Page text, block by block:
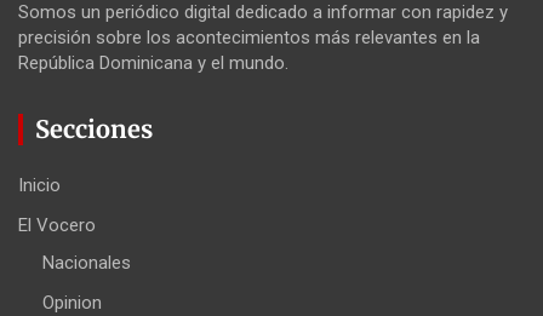
Somos un periódico digital dedicado a informar con rapidez y
precisión sobre los acontecimientos más relevantes en la
República Dominicana y el mundo.
Secciones
Inicio
El Vocero
Nacionales
Opinion